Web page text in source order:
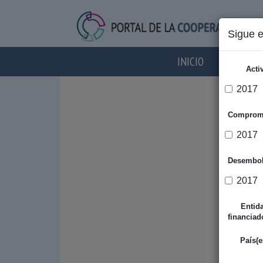
INICIO
Sigue
2017
2017
2017